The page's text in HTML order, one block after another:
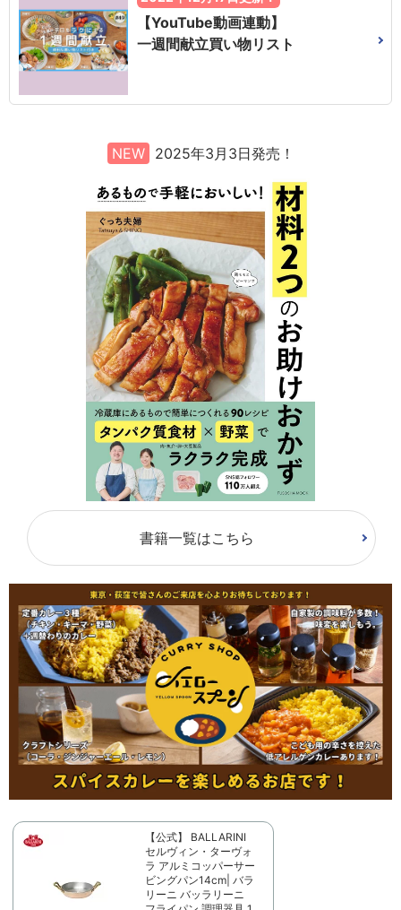
【YouTube動画連動】
一週間献立買い物リスト
NEW 2025年3月3日発売！
書籍一覧はこちら
【公式】 BALLARINI
セルヴィン・ターヴォ
ラ アルミコッパーサー
ビングパン14cm| バラ
リーニ バッラリーニ